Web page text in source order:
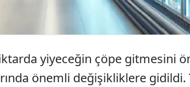
yiyeceğin çöpe gitmesini
önemli değişikliklere gidildi.